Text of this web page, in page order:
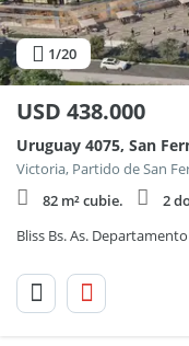
1/20
USD 438.000
Uruguay 4075, San
Victoria, Partido de San
82 m² cubie.
2
Bliss Bs. As.